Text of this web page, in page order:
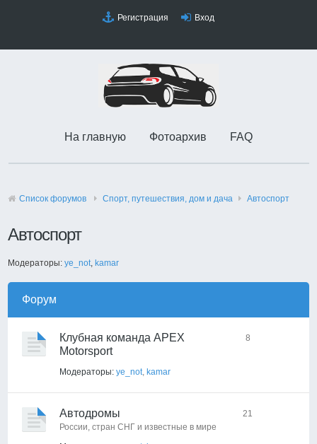
Регистрация Вход
На главную Фотоархив FAQ
Список форумов Спорт, путешествия, дом и дача Автоспорт
Автоспорт
Модераторы:ye_not, kamar
Форум
Клубная команда APEX
Motorsport
Модераторы: ye_not, kamar
8
Автодромы
России, стран СНГ и известные в мире
21